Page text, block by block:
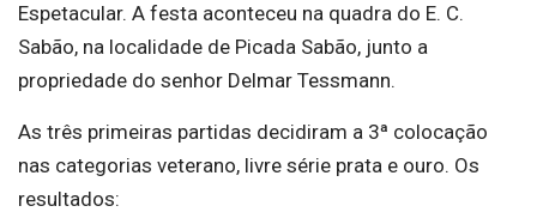
Espetacular. A festa aconteceu na quadra do E. C.
Sabão, na localidade de Picada Sabão, junto a
propriedade do senhor Delmar Tessmann.
As três primeiras partidas decidiram a 3ª colocação
nas categorias veterano, livre série prata e ouro. Os
resultados: